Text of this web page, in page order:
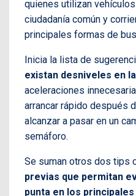
quienes utilizan
ciudadanía común y
principales formas de
Inicia la lista de
existan desniveles en
aceleraciones
arrancar rápido después
alcanzar a pasar en un
semáforo.
Se suman otros dos tips
previas que permitan
punta en los